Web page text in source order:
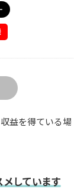
益を得ている場
しています